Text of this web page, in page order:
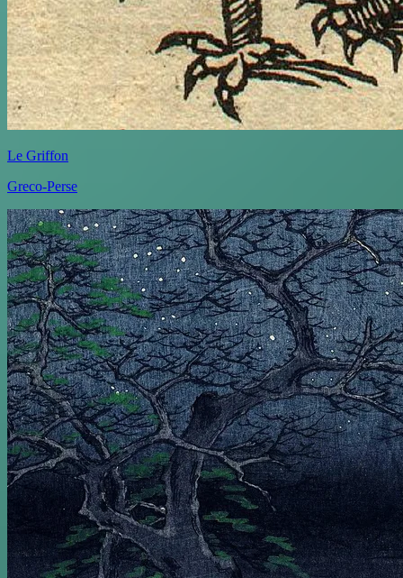
Le Griffon
Greco-Perse